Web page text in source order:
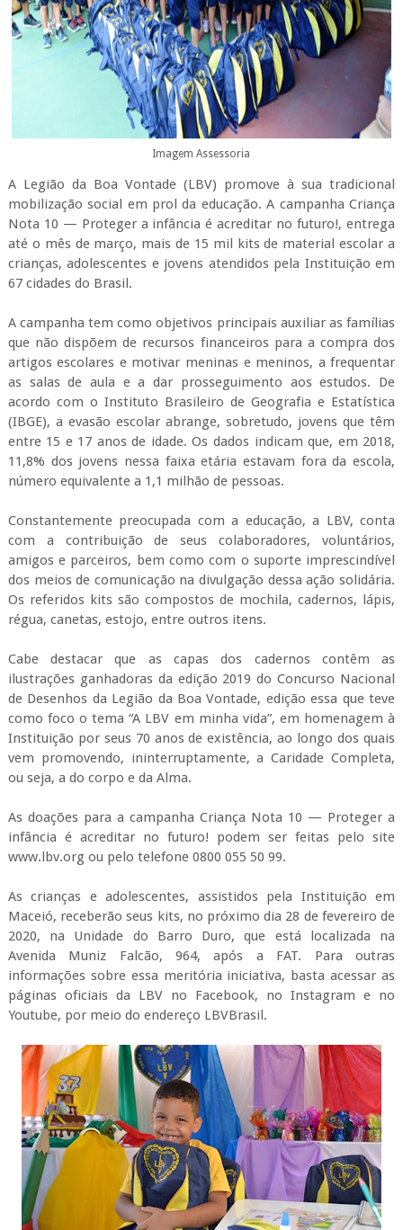
Imagem Assessoria
A Legião da Boa Vontade (LBV) promove à sua tradicional
mobilização social em prol da educação. A campanha Criança
Nota 10 — Proteger a infância é acreditar no futuro!, entrega
até o mês de março, mais de 15 mil kits de material escolar a
crianças, adolescentes e jovens atendidos pela Instituição em
67 cidades do Brasil.
A campanha tem como objetivos principais auxiliar as famílias
que não dispõem de recursos financeiros para a compra dos
artigos escolares e motivar meninas e meninos, a frequentar
as salas de aula e a dar prosseguimento aos estudos. De
acordo com o Instituto Brasileiro de Geografia e Estatística
(IBGE), a evasão escolar abrange, sobretudo, jovens que têm
entre 15 e 17 anos de idade. Os dados indicam que, em 2018,
11,8% dos jovens nessa faixa etária estavam fora da escola,
número equivalente a 1,1 milhão de pessoas.
Constantemente preocupada com a educação, a LBV, conta
com a contribuição de seus colaboradores, voluntários,
amigos e parceiros, bem como com o suporte imprescindível
dos meios de comunicação na divulgação dessa ação solidária.
Os referidos kits são compostos de mochila, cadernos, lápis,
régua, canetas, estojo, entre outros itens.
Cabe destacar que as capas dos cadernos contêm as
ilustrações ganhadoras da edição 2019 do Concurso Nacional
de Desenhos da Legião da Boa Vontade, edição essa que teve
como foco o tema “A LBV em minha vida”, em homenagem à
Instituição por seus 70 anos de existência, ao longo dos quais
vem promovendo, ininterruptamente, a Caridade Completa,
ou seja, a do corpo e da Alma.
As doações para a campanha Criança Nota 10 — Proteger a
infância é acreditar no futuro! podem ser feitas pelo site
www.lbv.org ou pelo telefone 0800 055 50 99.
As crianças e adolescentes, assistidos pela Instituição em
Maceió, receberão seus kits, no próximo dia 28 de fevereiro de
2020, na Unidade do Barro Duro, que está localizada na
Avenida Muniz Falcão, 964, após a FAT. Para outras
informações sobre essa meritória iniciativa, basta acessar as
páginas oficiais da LBV no Facebook, no Instagram e no
Youtube, por meio do endereço LBVBrasil.